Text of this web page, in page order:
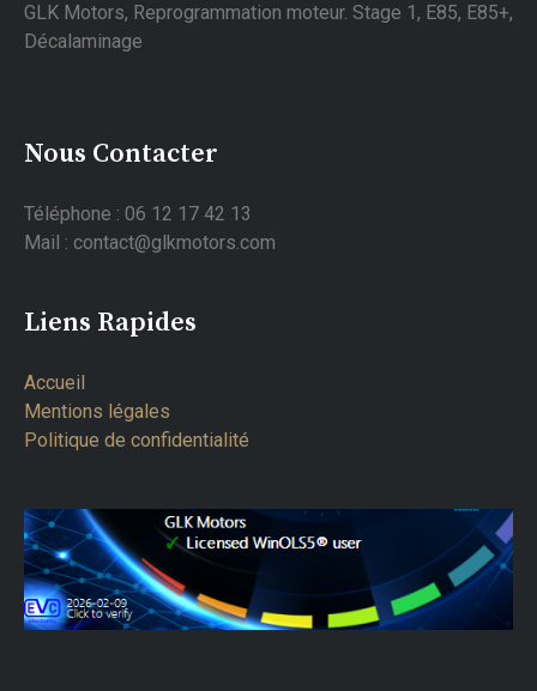
GLK Motors, Reprogrammation moteur. Stage 1, E85, E85+,
Décalaminage
Nous Contacter
Téléphone : 06 12 17 42 13
Mail : contact@glkmotors.com
Liens Rapides
Accueil
Mentions légales
Politique de confidentialité